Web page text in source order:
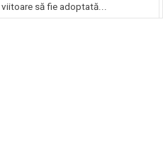
viitoare să fie adoptată...